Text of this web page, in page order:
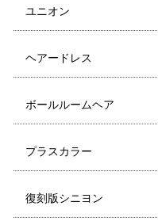
ユニオン
ヘアードレス
ボールルームヘア
プラスカラー
復刻版シニヨン